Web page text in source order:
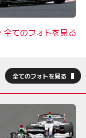
全てのフォトを見る
全てのフォトを見る